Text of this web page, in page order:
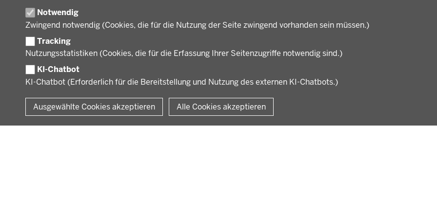
Notwendig
Zwingend notwendig (Cookies, die für die Nutzung der Seite zwingend vorhanden sein müssen.)
Tracking
Nutzungsstatistiken (Cookies, die für die Erfassung Ihrer Seitenzugriffe notwendig sind.)
KI-Chatbot
KI-Chatbot (Erforderlich für die Bereitstellung und Nutzung des externen KI-Chatbots.)
Ausgewählte Cookies akzeptieren Alle Cookies akzeptieren
Gesundheit und Soziales
Regionalplanung und
Regionalrat
Umwelt und Natur
Wirtschaft, Kultur und
Kommunales